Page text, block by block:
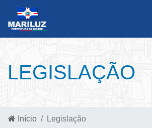
LEGISLAÇÃO
Início Legislação